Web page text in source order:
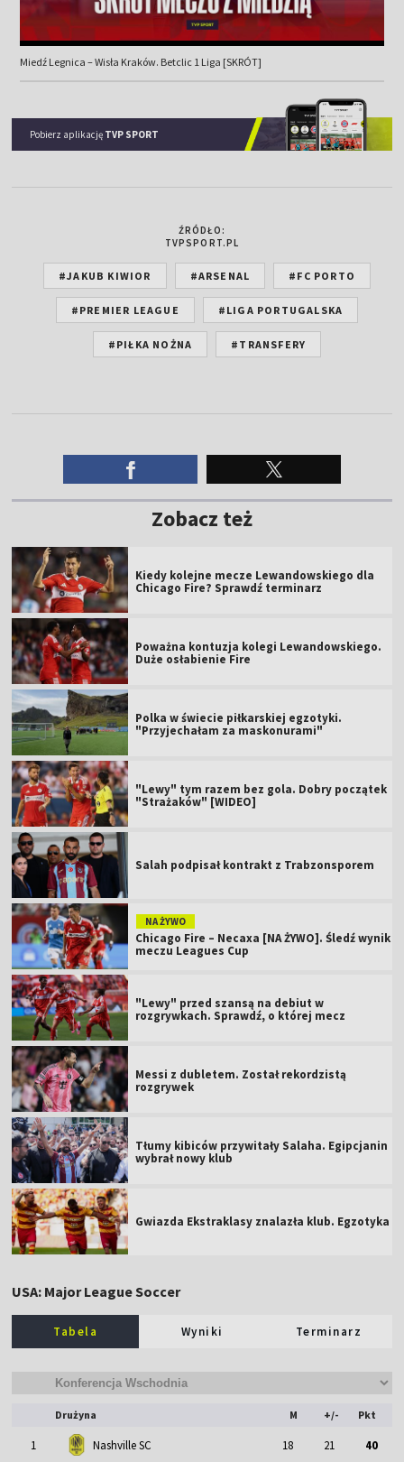
Miedź Legnica – Wisła Kraków. Betclic 1 Liga [SKRÓT]
Pobierz aplikację TVP SPORT
ŹRÓDŁO:
TVPSPORT.PL
#JAKUB KIWIOR #ARSENAL #FC PORTO
#PREMIER LEAGUE #LIGA PORTUGALSKA
#PIŁKA NOŻNA #TRANSFERY
Zobacz też
Kiedy kolejne mecze Lewandowskiego dla
Chicago Fire? Sprawdź terminarz
Poważna kontuzja kolegi Lewandowskiego.
Duże osłabienie Fire
Polka w świecie piłkarskiej egzotyki.
"Przyjechałam za maskonurami"
"Lewy" tym razem bez gola. Dobry początek
"Strażaków" [WIDEO]
Salah podpisał kontrakt z Trabzonsporem
NA ŻYWO
Chicago Fire – Necaxa [NA ŻYWO]. Śledź wynik
meczu Leagues Cup
"Lewy" przed szansą na debiut w
rozgrywkach. Sprawdź, o której mecz
Messi z dubletem. Został rekordzistą
rozgrywek
Tłumy kibiców przywitały Salaha. Egipcjanin
wybrał nowy klub
Gwiazda Ekstraklasy znalazła klub. Egzotyka
USA: Major League Soccer
Tabela Wyniki Terminarz
Drużyna M +/- Pkt
1 Nashville SC 18 21 40